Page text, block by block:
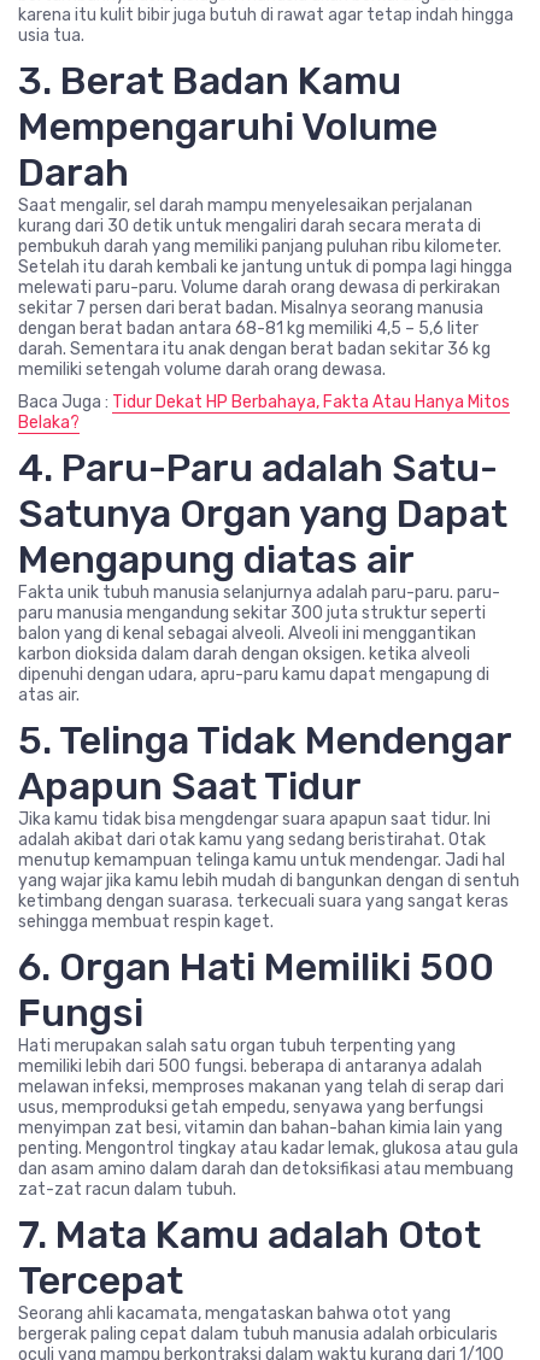
karena itu kulit bibir juga butuh di rawat agar tetap indah hingga
usia tua.
3. Berat Badan Kamu
Mempengaruhi Volume
Darah
Saat mengalir, sel darah mampu menyelesaikan perjalanan
kurang dari 30 detik untuk mengaliri darah secara merata di
pembukuh darah yang memiliki panjang puluhan ribu kilometer.
Setelah itu darah kembali ke jantung untuk di pompa lagi hingga
melewati paru-paru. Volume darah orang dewasa di perkirakan
sekitar 7 persen dari berat badan. Misalnya seorang manusia
dengan berat badan antara 68-81 kg memiliki 4,5 – 5,6 liter
darah. Sementara itu anak dengan berat badan sekitar 36 kg
memiliki setengah volume darah orang dewasa.
Baca Juga : Tidur Dekat HP Berbahaya, Fakta Atau Hanya Mitos
Belaka?
4. Paru-Paru adalah Satu-
Satunya Organ yang Dapat
Mengapung diatas air
Fakta unik tubuh manusia selanjurnya adalah paru-paru. paru-
paru manusia mengandung sekitar 300 juta struktur seperti
balon yang di kenal sebagai alveoli. Alveoli ini menggantikan
karbon dioksida dalam darah dengan oksigen. ketika alveoli
dipenuhi dengan udara, apru-paru kamu dapat mengapung di
atas air.
5. Telinga Tidak Mendengar
Apapun Saat Tidur
Jika kamu tidak bisa mengdengar suara apapun saat tidur. Ini
adalah akibat dari otak kamu yang sedang beristirahat. Otak
menutup kemampuan telinga kamu untuk mendengar. Jadi hal
yang wajar jika kamu lebih mudah di bangunkan dengan di sentuh
ketimbang dengan suarasa. terkecuali suara yang sangat keras
sehingga membuat respin kaget.
6. Organ Hati Memiliki 500
Fungsi
Hati merupakan salah satu organ tubuh terpenting yang
memiliki lebih dari 500 fungsi. beberapa di antaranya adalah
melawan infeksi, memproses makanan yang telah di serap dari
usus, memproduksi getah empedu, senyawa yang berfungsi
menyimpan zat besi, vitamin dan bahan-bahan kimia lain yang
penting. Mengontrol tingkay atau kadar lemak, glukosa atau gula
dan asam amino dalam darah dan detoksifikasi atau membuang
zat-zat racun dalam tubuh.
7. Mata Kamu adalah Otot
Tercepat
Seorang ahli kacamata, mengataskan bahwa otot yang
bergerak paling cepat dalam tubuh manusia adalah orbicularis
oculi yang mampu berkontraksi dalam waktu kurang dari 1/100